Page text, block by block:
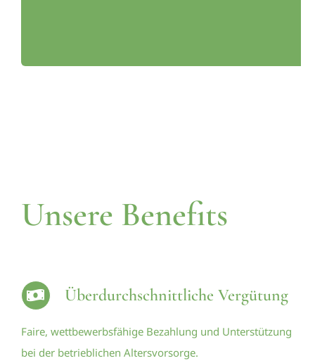
Unsere Benefits
Überdurchschnittliche Vergütung
Faire, wettbewerbsfähige Bezahlung und Unterstützung
bei der betrieblichen Altersvorsorge.